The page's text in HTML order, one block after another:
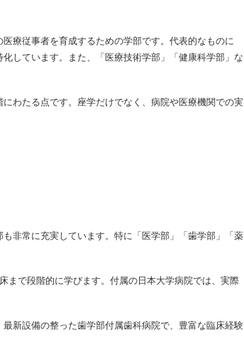
療従事者を育成するための学部です。代表的なものに
しています。また、「医療技術学部」「健康科学部」な
わたる点です。座学だけでなく、病院や医療機関での実
非常に充実しています。特に「医学部」「歯学部」「薬
まで段階的に学びます。付属の日本大学病院では、実際
新設備の整った歯学部付属歯科病院で、豊富な臨床経験